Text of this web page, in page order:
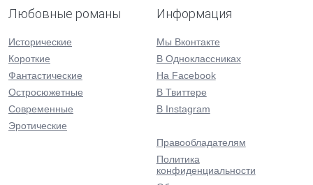
Любовные романы
Исторические
Короткие
Фантастические
Остросюжетные
Современные
Эротические
Информация
Мы Вконтакте
В Одноклассниках
На Facebook
В Твиттере
В Instagram
Правообладателям
Политика
конфиденциальности